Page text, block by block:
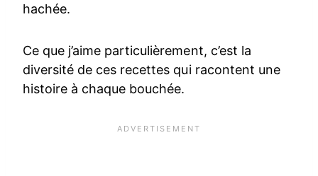
hachée.
Ce que j’aime particulièrement, c’est la
diversité de ces recettes qui racontent une
histoire à chaque bouchée.